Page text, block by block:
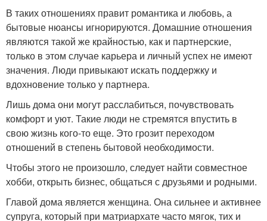
В таких отношениях правит романтика и любовь, а
бытовые нюансы игнорируются. Домашние отношения
являются такой же крайностью, как и партнерские,
только в этом случае карьера и личный успех не имеют
значения. Люди привыкают искать поддержку и
вдохновение только у партнера.
Лишь дома они могут расслабиться, почувствовать
комфорт и уют. Такие люди не стремятся впустить в
свою жизнь кого-то еще. Это грозит переходом
отношений в степень бытовой необходимости.
Чтобы этого не произошло, следует найти совместное
хобби, открыть бизнес, общаться с друзьями и родными.
Главой дома является женщина. Она сильнее и активнее
супруга, который при матриархате часто мягок, тих и